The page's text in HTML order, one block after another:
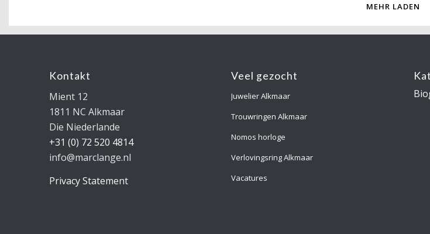
MEHR LADEN
Kontakt
Mient 12
1811 NC Alkmaar
Die Niederlande
+31 (0) 72 520 4814
info@marclange.nl
Privacy Statement
Veel gezocht
Juwelier Alkmaar
Trouwringen Alkmaar
Nomos horloge
Verlovingsring Alkmaar
Vacatures